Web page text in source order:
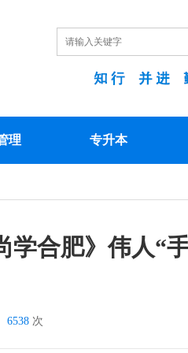
理 专升本
学合肥》伟人“
6538 次